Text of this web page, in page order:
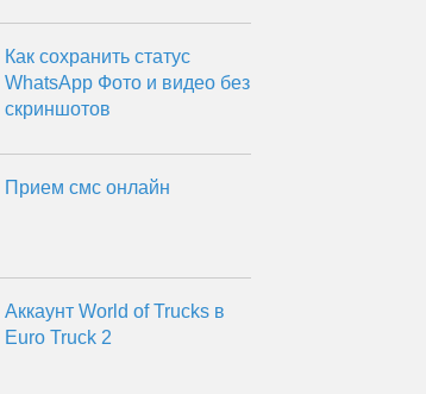
Как сохранить статус
WhatsApp Фото и видео без
скриншотов
Прием смс онлайн
Аккаунт World of Trucks в
Euro Truck 2